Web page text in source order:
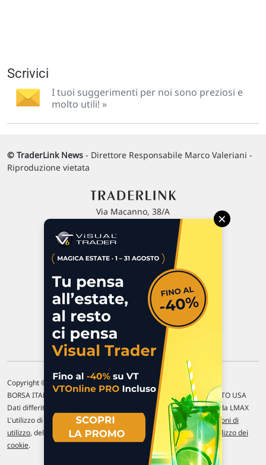
Scrivici
I tuoi suggerimenti per noi sono preziosi e
molto utili! »
© TraderLink News - Direttore Responsabile Marco Valeriani -
Riproduzione vietata
Via Macanno, 38/A
P.IVA 02 452 460 401
Commenti e segnalazioni
Contattaci
Copyright © 1996-2026 Traderlink Italia s.r.l.
BORSA ITALIANA Quotazioni di borsa differite di 15 min. / MERCATO USA
Dati differiti di 15 min. (fonte Intrinio) / FOREX Quotazioni fornite da LMAX
L'utilizzo di questo sito implica l'accettazione delle nostre Condizioni di
utilizzo, del Disclaimer MAR, dellePolitiche sulla privacye dell' Utilizzo dei
cookie.
×